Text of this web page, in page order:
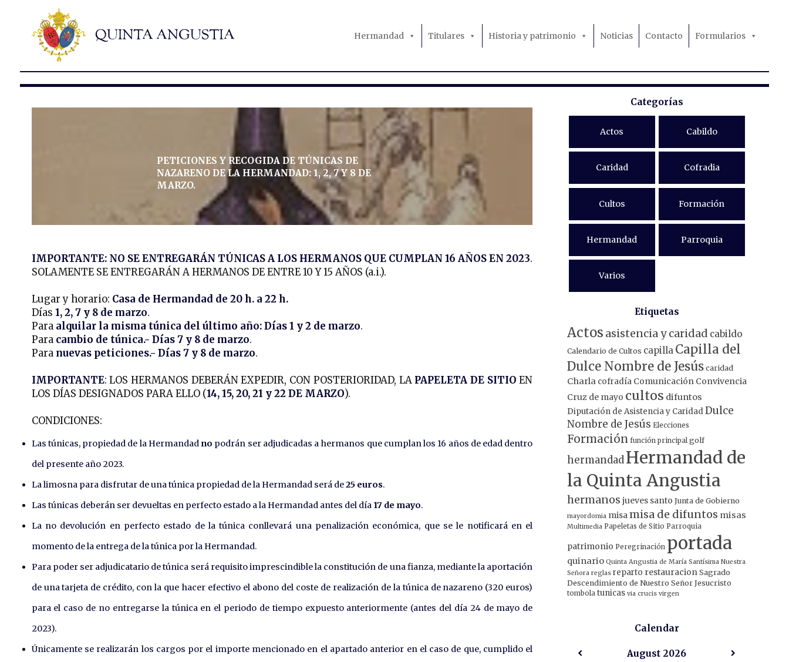
Hermandad Titulares Historia y patrimonio Noticias Contacto Formularios
PETICIONES Y RECOGIDA DE TÚNICAS DE
NAZARENO DE LA HERMANDAD: 1, 2, 7 Y 8 DE
MARZO.
IMPORTANTE: NO SE ENTREGARÁN TÚNICAS A LOS HERMANOS QUE CUMPLAN 16 AÑOS EN 2023.
SOLAMENTE SE ENTREGARÁN A HERMANOS DE ENTRE 10 Y 15 AÑOS (a.i.).
Lugar y horario: Casa de Hermandad de 20 h. a 22 h.
Días 1, 2, 7 y 8 de marzo.
Para alquilar la misma túnica del último año: Días 1 y 2 de marzo.
Para cambio de túnica.- Días 7 y 8 de marzo.
Para nuevas peticiones.- Días 7 y 8 de marzo.
IMPORTANTE: LOS HERMANOS DEBERÁN EXPEDIR, CON POSTERIORIDAD, LA PAPELETA DE SITIO EN
LOS DÍAS DESIGNADOS PARA ELLO (14, 15, 20, 21 y 22 DE MARZO).
CONDICIONES:
Las túnicas, propiedad de la Hermandad no podrán ser adjudicadas a hermanos que cumplan los 16 años de edad dentro
del presente año 2023.
La limosna para disfrutar de una túnica propiedad de la Hermandad será de25 euros.
Las túnicas deberán ser devueltas en perfecto estado a la Hermandad antes del día 17 de mayo.
La no devolución en perfecto estado de la túnica conllevará una penalización económica, que se le notificará en el
momento de la entrega de la túnica por la Hermandad.
Para poder ser adjudicatario de túnica será requisito imprescindible la constitución de una fianza, mediante la aportación
de una tarjeta de crédito, con la que hacer efectivo el abono del coste de realización de la túnica de nazareno (320 euros)
para el caso de no entregarse la túnica en el periodo de tiempo expuesto anteriormente (antes del día 24 de mayo de
2023).
Únicamente se realizarán los cargos por el importe mencionado en el apartado anterior en el caso de que, cumplido el
Categorías
Actos Cabildo
Caridad Cofradia
Cultos Formación
Hermandad Parroquia
Varios
Etiquetas
Actos asistencia y caridad cabildo
Calendario de Cultos capilla Capilla del
Dulce Nombre de Jesús caridad
Charla cofradía Comunicación Convivencia
Cruz de mayo cultos difuntos
Diputación de Asistencia y CaridadDulce
Nombre de Jesús Elecciones
Formación función principal golf
hermandad Hermandad de
la Quinta Angustia
hermanos jueves santo Junta de Gobierno
mayordomia misamisa de difuntos misas
Multimedia Papeletas de Sitio Parroquia
patrimonio Peregrinación portada
quinario Quinta Angustia de María Santísima Nuestra
Señora reglas reparto restauracion Sagrado
Descendimiento de Nuestro Señor Jesucristo
tombola tunicas via crucis virgen
Calendar
August 2026